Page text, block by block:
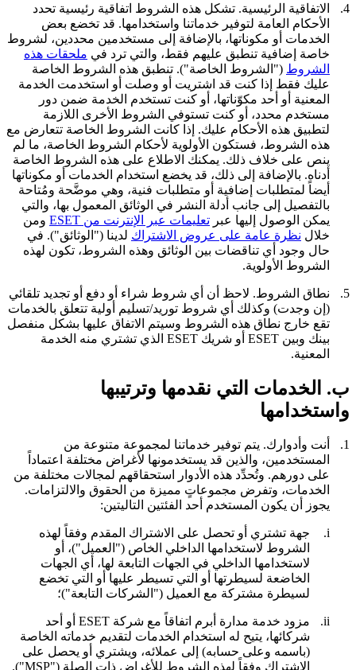
4. الاتفاقية الرئيسية. تشكل هذه الشروط اتفاقية رئيسية تحدد
الأحكام العامة لتوفير خدماتنا واستخدامها. قد تخضع بعض
الخدمات أو مكوناتها، بالإضافة إلى مستخدمين محددين، لشروط
خاصة إضافية تنطبق عليهم فقط، والتي ترد في ملحقات هذه
الشروط (" الشروط الخاصة"). تنطبق هذه الشروط الخاصة
عليك فقط إذا كنت قد اشتريت أو وصلت أو استخدمت الخدمة
المعنية أو أحد مكوّناتها، أو كنت تستخدم الخدمة ضمن دور
مستخدم محدد، أو كنت تستوفي الشروط الأخرى اللازمة
لتطبيق هذه الأحكام عليك. إذا كانت الشروط الخاصة تتعارض مع
هذه الشروط، فستكون الأولوية لأحكام الشروط الخاصة، ما لم
ينص على خلاف ذلك. يمكنك الاطلاع على هذه الشروط الخاصة
أدناه. بالإضافة إلى ذلك، قد يخضع استخدام الخدمات أو مكوناتها
أيضاً لمتطلبات إضافية أو متطلبات فنية، وهي موضَّحة ومُتاحة
بالتفصيل إلى جانب أدلة النشر في الوثائق المعمول بها، والتي
يمكن الوصول إليها عبر تعليمات عبر الإنترنت من ESET
ومن
خلال نظرة عامة على عروض الاشتراك لدينا (" الوثائق"). في
حال وجود أي تناقضات بين الوثائق وهذه الشروط، تكون لهذه
الشروط الأولوية.
5. نطاق الشروط. لاحظ أن أي شروط شراء أو دفع أو تجديد تلقائي
(إن وجدت) وكذلك أي شروط توريد/تسليم أولية تتعلق بالخدمات
تقع خارج نطاق هذه الشروط وسيتم الاتفاق عليها بشكل منفصل
بينك وبين ESET أو شريك ESET الذي تشتري منه الخدمة
المعنية.
ب. الخدمات التي نقدمها وترتيبها
واستخدامها
1. أنت وأدوارك. يتم توفير خدماتنا لمجموعة متنوعة من
المستخدمين، والذين قد يستخدمونها لأغراض مختلفة اعتماداً
على دورهم. وتُحدِّد هذه الأدوار استحقاقهم لمجالات مختلفة من
الخدمات، وتفرض مجموعاتٍ مميزة من الحقوق والالتزامات.
يجوز أن يكون المستخدم أحد الفئتين التاليتين:
i.
جهة تشتري أو تحصل على الاشتراك المقدم وفقاً لهذه
الشروط لاستخدامها الداخلي الخاص (" العميل")، أو
لاستخدامها الداخلي في الجهات التابعة لها، أي الجهات
الخاضعة لسيطرتها أو التي تسيطر عليها أو التي تخضع
لسيطرة مشتركة مع العميل (" الشركات التابعة")؛
ii.
مزود خدمة مدارة أبرم اتفاقاً مع شركة ESET أو أحد
شركائها، يتيح له استخدام الخدمات لتقديم خدماته الخاصة
(باسمه وعلى حسابه) إلى عملائه، ويشتري أو يحصل على
الاشتراك وفقاً لهذه الشروط للأغراض ذات الصلة ("MSP
").